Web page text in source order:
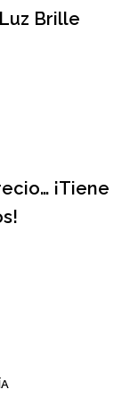
Brille
¡Tiene